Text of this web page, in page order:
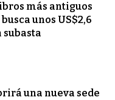
más antiguos
unos US$2,6
una nueva sede